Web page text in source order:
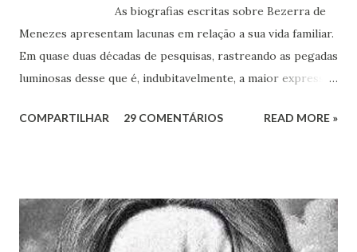
As biografias escritas sobre Bezerra de
Menezes apresentam lacunas em relação a sua vida familiar.
Em quase duas décadas de pesquisas, rastreando as pegadas
luminosas desse que é, indubitavelmente, a maior expressão
documentos que nos permitem esclarecer um pouco mais
Damas Martins e, particularmente, da querida amiga Lúcia
Bezerra, sobrinha-bisneta de Bezerra, residente em
COMPARTILHAR 29 COMENTÁRIOS READ MORE »